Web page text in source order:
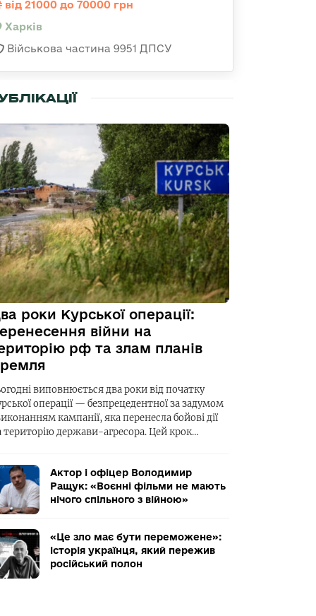
від 21000 до 70000 грн
Харків
Військова частина 9951 ДПСУ
роки Курської операції:
війни на
рф та злам планів
виповнюється два роки від початку
операції — безпрецедентної за задумом
кампанії, яка перенесла бойові дії
територію держави-агресора. Цей крок…
Актор і офіцер Володимир
Ращук: «Воєнні фільми не мають
нічого спільного з війною»
«Це зло має бути переможене»:
історія українця, який пережив
російський полон